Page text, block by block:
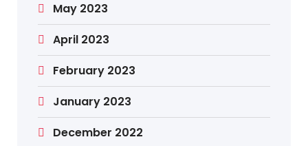
May 2023
April 2023
February 2023
January 2023
December 2022